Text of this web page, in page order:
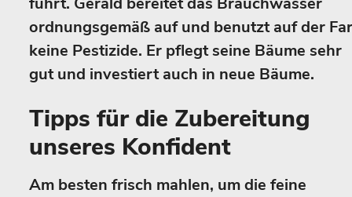
ordnungsgemäß auf und benutzt auf der
keine Pestizide. Er pflegt seine Bäume sehr
gut und investiert auch in neue Bäume.
Tipps für die Zubereitung
unseres Konfident
Am besten frisch mahlen, um die feine